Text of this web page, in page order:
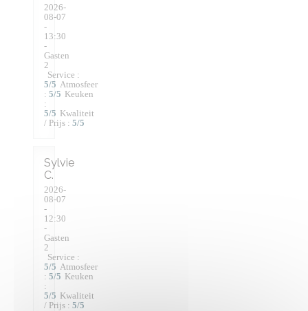
2026-
08-07
-
13:30
-
Gasten
2
Service :
5/5 Atmosfeer
: 5/5 Keuken
:
5/5 Kwaliteit
/ Prijs : 5/5
Sylvie
C
2026-
08-07
-
12:30
-
Gasten
2
Service :
5/5 Atmosfeer
: 5/5 Keuken
:
5/5 Kwaliteit
/ Prijs : 5/5